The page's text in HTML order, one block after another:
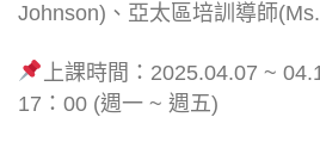
Johnson)、亞太區培訓導師
上課時間：2025.04.07 ~
17：00 (週一 ~ 週五)